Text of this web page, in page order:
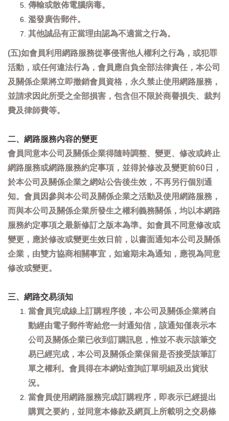
傳輸或散佈電腦病毒。
濫發廣告郵件。
其他誠品有正當理由認為不適當之行為。
(五)如會員利用網路服務從事侵害他人權利之行為，或犯罪
活動，或任何違法行為，會員應自負全部法律責任，本公司
及關係企業將立即撤銷會員資格，永久禁止使用網路服務，
並請求因此所受之全部損害，包含但不限於商譽損失、裁判
費及律師費等。
二、網路服務內容的變更
會員同意本公司及關係企業得隨時調整、變更、修改或終止
網路服務或網路服務約定事項，並得於修改及變更前60日，
於本公司及關係企業之網站公告後生效，不再另行個別通
知。會員因參與本公司及關係企業之活動及使用網路服務，
而與本公司及關係企業所發生之權利義務關係，均以本網路
服務約定事項之最新修訂之版本為準。如會員不同意修改或
變更，應於修改或變更生效日前，以書面通知本公司及關係
企業，由雙方協商相關事宜，如逾期未為通知，應視為同意
修改或變更。
三、網路交易須知
當會員完成線上訂購程序後，本公司及關係企業將自
動經由電子郵件寄給您一封通知信，該通知僅表示本
公司及關係企業已收到訂購訊息，惟並不表示該筆交
易已經完成，本公司及關係企業保留是否接受該筆訂
單之權利。會員得在本網站查詢訂單明細及出貨狀
況。
當會員使用網路服務完成訂購程序，即表示已經提出
購買之要約，並同意本條款及網頁上所載明之交易條